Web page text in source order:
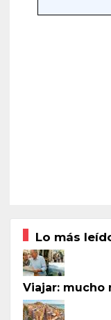
Lo más
Viajar: mucho